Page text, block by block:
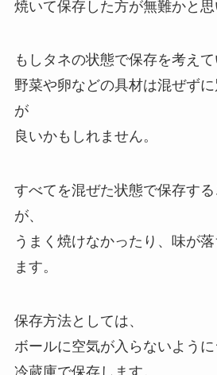
焼いて保存した方が無難かと思
もしタネの状態で保存を考えて
野菜や卵などの具材は混ぜず
が
良いかもしれません。
すべてを混ぜた状態で保存す
が、
うまく焼けなかったり、味が
ます。
保存方法としては、
ボールに空気が入らないよう
冷蔵庫で保存します。